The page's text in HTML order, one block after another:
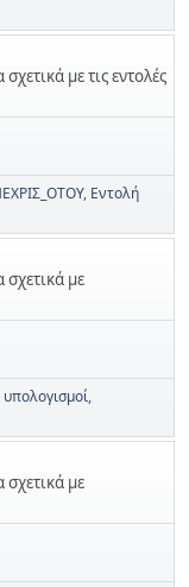
με τις εντολές
Εντολή
σχετικά με
σχετικά με